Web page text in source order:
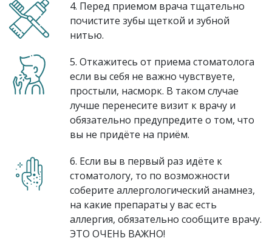
4. Перед приемом врача тщательно
почистите зубы щеткой и зубной
нитью.
5. Откажитесь от приема стоматолога
если вы себя не важно чувствуете,
простыли, насморк. В таком случае
лучше перенесите визит к врачу и
обязательно предупредите о том, что
вы не придёте на приём.
6. Если вы в первый раз идёте к
стоматологу, то по возможности
соберите аллергологический анамнез,
на какие препараты у вас есть
аллергия, обязательно сообщите врачу.
ЭТО ОЧЕНЬ ВАЖНО!